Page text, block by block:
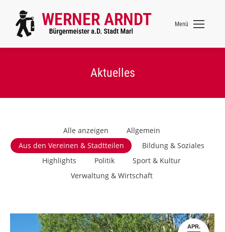
Menü
Aktuelles
Alle anzeigen
Allgemein
Aus den Vereinen & Stadtteilen
Bildung & Soziales
Highlights
Politik
Sport & Kultur
Verwaltung & Wirtschaft
APR.